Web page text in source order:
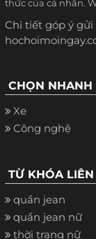
thức của cá nhân.
Chi tiết góp ý gửi
CHỌN NHANH
Xe
Công nghệ
TỪ KHÓA LIÊN
quần jean
quần jean nữ
thời trang nữ